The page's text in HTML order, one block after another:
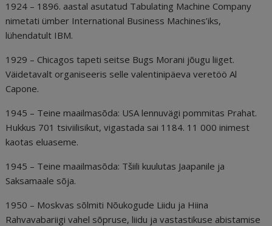
1924 – 1896. aastal asutatud Tabulating Machine Company
nimetati ümber International Business Machines’iks,
lühendatult IBM.
1929 – Chicagos tapeti seitse Bugs Morani jõugu liiget.
Väidetavalt organiseeris selle valentinipäeva veretöö Al
Capone.
1945 – Teine maailmasõda: USA lennuvägi pommitas Prahat.
Hukkus 701 tsiviilisikut, vigastada sai 1184. 11 000 inimest
kaotas eluaseme.
1945 – Teine maailmasõda: Tšiili kuulutas Jaapanile ja
Saksamaale sõja.
1950 – Moskvas sõlmiti Nõukogude Liidu ja Hiina
Rahvavabariigi vahel sõpruse, liidu ja vastastikuse abistamise